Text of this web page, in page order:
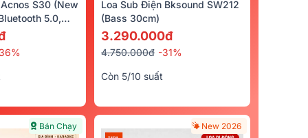
S30 (New
5.0,
Loa Sub Điện Bksound SW212
(bass 30cm)
3.290.000đ
4.750.000đ -31%
Còn 5/10 suất
Bán Chạy New 2026